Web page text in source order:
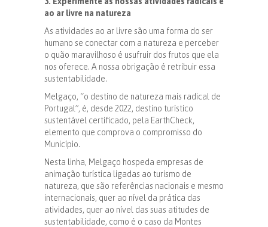
ao ar livre na natureza
As atividades ao ar livre são uma forma do ser
humano se conectar com a natureza e perceber
o quão maravilhoso é usufruir dos frutos que ela
nos oferece. A nossa obrigação é retribuir essa
sustentabilidade.
Melgaço, “o destino de natureza mais radical de
Portugal”, é, desde 2022, destino turístico
sustentável certificado, pela EarthCheck,
elemento que comprova o compromisso do
Município.
Nesta linha, Melgaço hospeda empresas de
animação turística ligadas ao turismo de
natureza, que são referências nacionais e mesmo
internacionais, quer ao nível da prática das
atividades, quer ao nível das suas atitudes de
sustentabilidade, como é o caso da Montes